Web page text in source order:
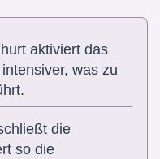
aktiviert das
was zu
die
so die